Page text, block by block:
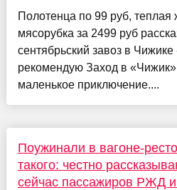
Полотенца по 99 руб, теплая
мясорубка за 2499 руб
сентябрьский завоз в Чижике
рекомендую Заход в
маленькое приключение....
Поужинали в вагоне-
такого: честно
сейчас пассажиров РЖД и